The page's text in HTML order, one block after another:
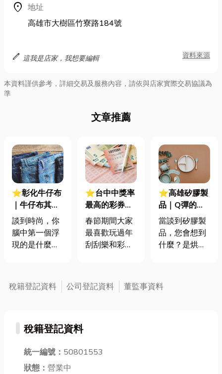
location_on 地址
高雄市大樹區竹寮路184號
edit 這我是店家，我想要編輯 資料來源
本資料謹供參考，詳細交易及服務內容，請依與店家實際交易協議為
準
文章推薦
⭐彰化牛仔布
｜牛仔布其實
超萬能！你知
道它的這幾種
「隱藏版」用
談到時尚，你
腦中第一個浮
現的是什麼？
的單品？但如
果有一種材
制服，搖身一
櫃裡不可或缺
的時尚經典，
⭐台中中獎率
最高的彩券行
有哪些?2025
蛇年刮刮樂必
勝秘笈！破解
春節期間大家
最喜歡玩過年
刮刮樂和彩票
刮樂一推出，
2000元刮刮樂
100萬元，那
⭐高雄矽膠製
品｜Q彈的產
業之星，矽膠
優缺點大解
密！一探其究
當談到矽膠製
品，您會想到
什麼？是烘焙
手機殼那層柔
軟的保護？在
稅籍登記資料 公司登記資料 董監事資料
稅籍登記資料
統一編號： 50801553
狀態： 營業中